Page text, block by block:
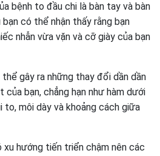
bệnh to đầu chi là bàn tay và bàn
có thể nhận thấy rằng bạn
nhẫn vừa vặn và cỡ giày của bạn
gây ra những thay đổi dần dần
của bạn, chẳng hạn như hàm dưới
to, môi dày và khoảng cách giữa
hướng tiến triển chậm nên các